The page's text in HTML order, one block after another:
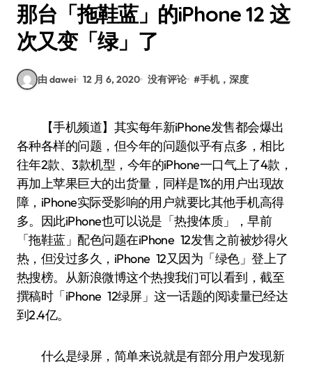
那台「拖鞋蓝」的iPhone 12 这
次又变「绿」了
由 dawei 12 月 6, 2020 没有评论 #手机，深度
【手机频道】其实每年新iPhone发售都会爆出
各种各样的问题，但今年的问题似乎有点多，相比
往年2款、3款机型，今年的iPhone一口气上了4款，
再加上苹果巨大的出货量，同样是1%的用户出现故
障，iPhone实际受影响的用户就要比其他手机高得
多。因此iPhone也可以说是「热搜体质」，早前
「拖鞋蓝」配色问题在iPhone 12发售之前被炒得火
热，但没过多久，iPhone 12又因为「绿色」登上了
热搜榜。从新浪微博这个热搜我们可以看到，截至
撰稿时「iPhone 12绿屏」这一话题的阅读量已经达
到2.4亿。
什么是绿屏，简单来说就是有部分用户发现新